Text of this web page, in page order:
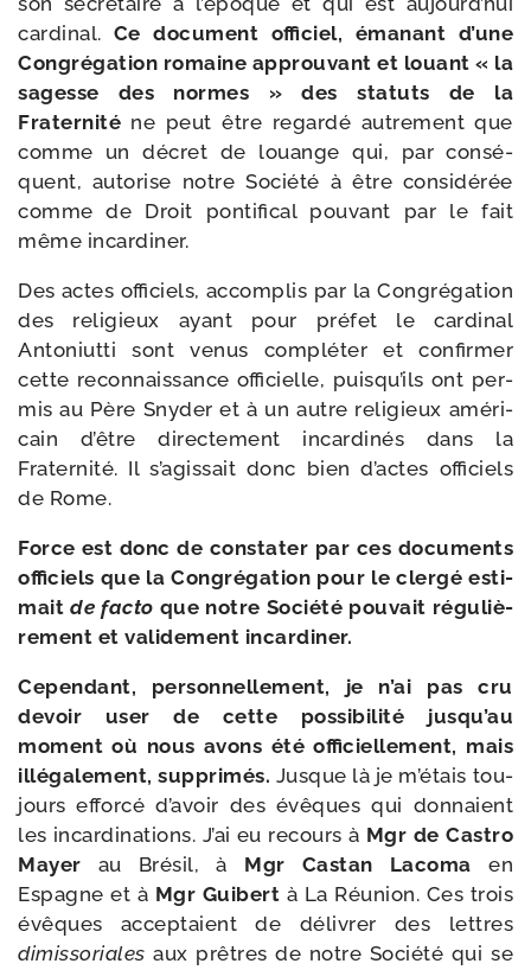
car­di­nal. Ce docu­ment offi­ciel, éma­nant d’une
Congrégation romaine approu­vant et louant « la
sagesse des normes » des sta­tuts de la
Fraternité ne peut être regar­dé autre­ment que
comme un décret de louange qui, par consé­
quent, auto­rise notre Société à être consi­dé­rée
comme de Droit pon­ti­fi­cal pou­vant par le fait
même incardiner.
Des actes offi­ciels, accom­plis par la Congrégation
des reli­gieux ayant pour pré­fet le car­di­nal
Antoniutti sont venus com­plé­ter et confir­mer
cette recon­nais­sance offi­cielle, puisqu’ils ont per­
mis au Père Snyder et à un autre reli­gieux amé­ri­
cain d’être direc­te­ment incar­di­nés dans la
Fraternité. Il s’agissait donc bien d’actes offi­ciels
de Rome.
Force est donc de consta­ter par ces docu­ments
offi­ciels que la Congrégation pour le cler­gé esti­
mait de fac­to que notre Société pou­vait régu­liè­
re­ment et vali­de­ment incardiner.
Cependant, per­son­nel­le­ment, je n’ai pas cru
devoir user de cette pos­si­bi­li­té jusqu’au
moment où nous avons été offi­ciel­le­ment, mais
illé­ga­le­ment, sup­pri­més. Jusque là je m’étais tou­
jours effor­cé d’avoir des évêques qui don­naient
les incar­di­na­tions. J’ai eu recours à Mgr de Castro
Mayer au Brésil, à Mgr Castan Lacomaen
Espagne et à Mgr Guibert à La Réunion. Ces trois
évêques accep­taient de déli­vrer des lettres
dimis­so­rialesaux prêtres de notre Société qui se